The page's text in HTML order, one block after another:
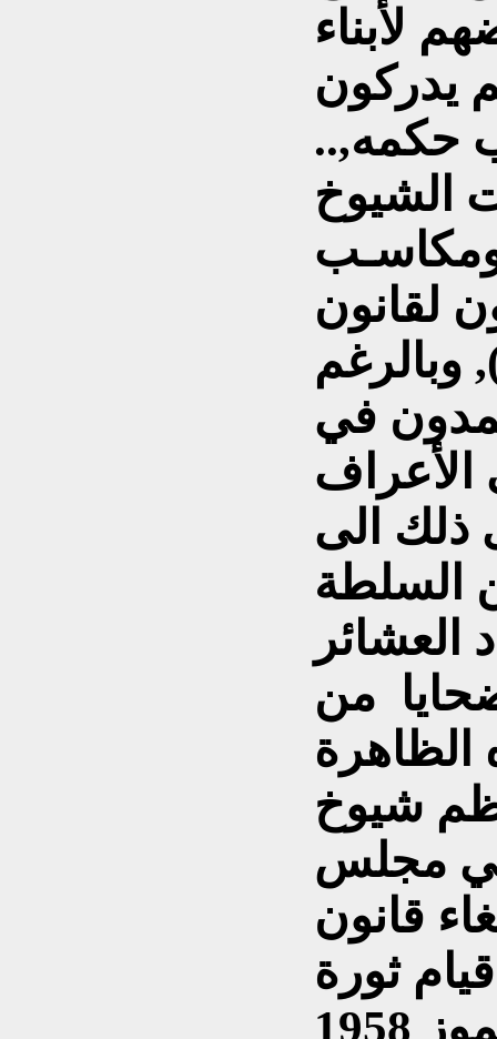
لأبناء
يدركون
حكمه,..
الشيوخ
ومكاسـب
لقانون
وبالرغم
في
الأعراف
ذلك الى
السلطة
العشائر
من
الظاهرة
شيوخ
في مجلس
قانون
ثورة